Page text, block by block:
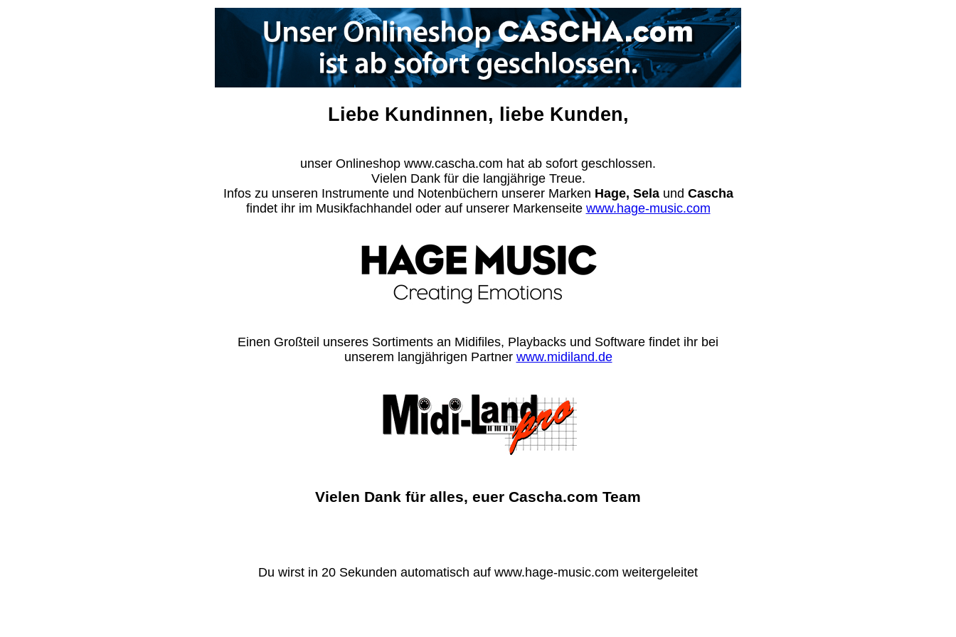
Liebe Kundinnen, liebe Kunden,
unser Onlineshop www.cascha.com hat ab sofort geschlossen.
Vielen Dank für die langjährige Treue.
Infos zu unseren Instrumente und Notenbüchern unserer Marken Hage, Selaund Cascha
findet ihr im Musikfachhandel oder auf unserer Markenseite www.hage-music.com
Einen Großteil unseres Sortiments an Midifiles, Playbacks und Software findet ihr bei
unserem langjährigen Partner www.midiland.de
Vielen Dank für alles, euer Cascha.com Team
Du wirst in 20 Sekunden automatisch auf www.hage-music.com weitergeleitet